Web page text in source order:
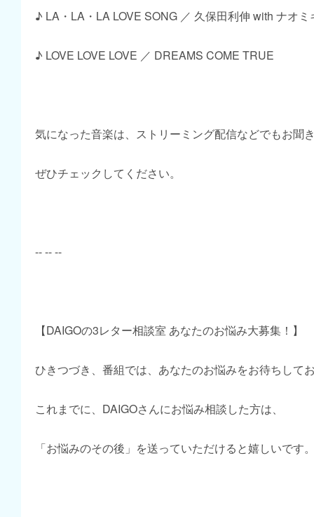
♪ LA・LA・LA LOVE SONG ／ 久保田利伸 with ナオミ
♪ LOVE LOVE LOVE ／ DREAMS COME TRUE
気になった音楽は、ストリーミング配信などでもお聞
ぜひチェックしてください。
-- -- --
【DAIGOの3レター相談室 あなたのお悩み大募集！】
ひきつづき、番組では、あなたのお悩みをお待ちして
これまでに、DAIGOさんにお悩み相談した方は、
「お悩みのその後」を送っていただけると嬉しいです